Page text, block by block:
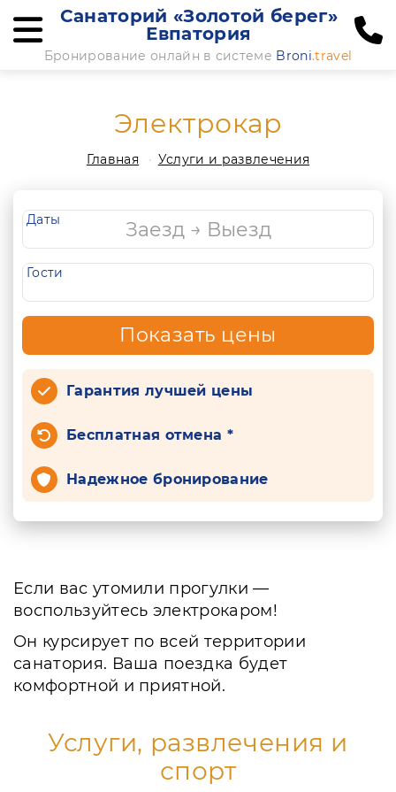
Санаторий «Золотой берег»
Евпатория
Бронирование онлайн в системе Broni.travel
Электрокар
Главная Услуги и развлечения
Даты
Гости
Показать цены
Гарантия лучшей цены
Бесплатная отмена *
Надежное бронирование
Если вас утомили прогулки —
воспользуйтесь электрокаром!
Он курсирует по всей территории
санатория. Ваша поездка будет
комфортной и приятной.
Услуги, развлечения и
спорт